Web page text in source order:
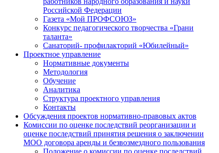
Российской Федерации
Газета «Мой ПРОФСОЮЗ»
Конкурс педагогического творчества «Грани
таланта»
Санаторий- профилакторий «Юбилейный»
Проектное управление
Нормативные документы
Методология
Обучение
Аналитика
Структура проектного управления
Контакты
Обсуждения проектов нормативно-правовых актов
Комиссии по оценке последствий реорганизации и
оценке последствий принятия решения о заключении
МОО договора аренды и безвозмездного пользования